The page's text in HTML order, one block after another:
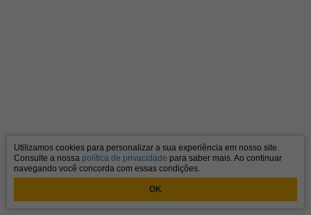
Utilizamos cookies para personalizar a sua experiência em nosso site.
Consulte a nossa política de privacidade para saber mais. Ao continuar
navegando você concorda com essas condições.
OK